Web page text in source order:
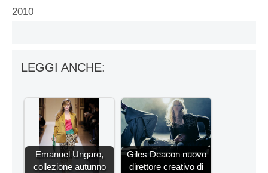
2010
LEGGI ANCHE:
Emanuel Ungaro,
collezione autunno
Giles Deacon nuovo
direttore creativo di